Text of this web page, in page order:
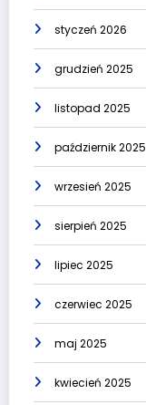
styczeń 2026
grudzień 2025
listopad 2025
październik 2025
wrzesień 2025
sierpień 2025
lipiec 2025
czerwiec 2025
maj 2025
kwiecień 2025